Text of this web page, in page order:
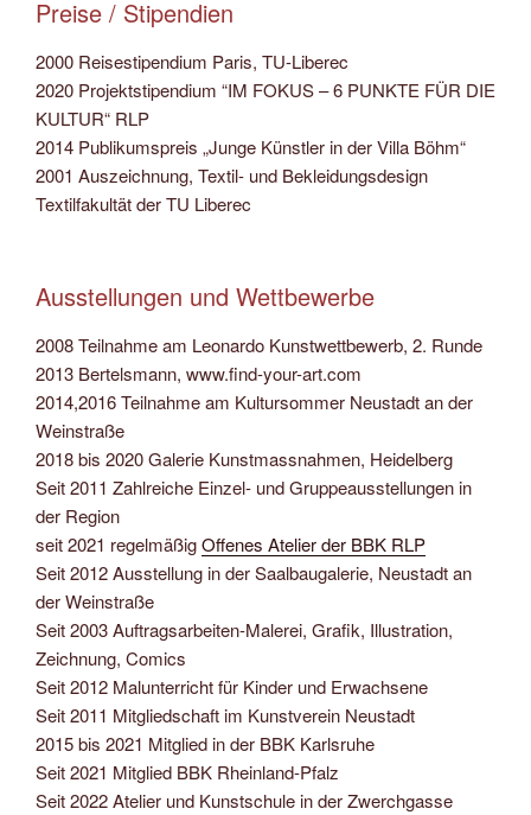
Preise / Stipendien
2000 Reisestipendium Paris, TU-Liberec
2020 Projektstipendium “IM FOKUS – 6 PUNKTE FÜR DIE
KULTUR“ RLP
2014 Publikumspreis „Junge Künstler in der Villa Böhm“
2001 Auszeichnung, Textil- und Bekleidungsdesign
Textilfakultät der TU Liberec
Ausstellungen und Wettbewerbe
2008 Teilnahme am Leonardo Kunstwettbewerb, 2. Runde
2013 Bertelsmann, www.find-your-art.com
2014,2016 Teilnahme am Kultursommer Neustadt an der
Weinstraße
2018 bis 2020 Galerie Kunstmassnahmen, Heidelberg
Seit 2011 Zahlreiche Einzel- und Gruppeausstellungen in
der Region
seit 2021 regelmäßigOffenes Atelier der BBK RLP
Seit 2012 Ausstellung in der Saalbaugalerie, Neustadt an
der Weinstraße
Seit 2003 Auftragsarbeiten-Malerei, Grafik, Illustration,
Zeichnung, Comics
Seit 2012 Malunterricht für Kinder und Erwachsene
Seit 2011 Mitgliedschaft im Kunstverein Neustadt
2015 bis 2021 Mitglied in der BBK Karlsruhe
Seit 2021 Mitglied BBK Rheinland-Pfalz
Seit 2022 Atelier und Kunstschule in der Zwerchgasse